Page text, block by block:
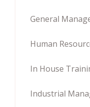
General
Human
In House
Industrial